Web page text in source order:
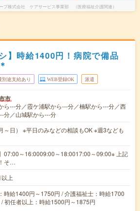
プ株式会社 ケアサービス事業部 （医療福祉介護関連）
】時給1400円！病院で備品
別途支給あり WEB登録OK 派遣
市
ら---分／霞ケ浦駅から---分／楠駅から---分／西
分／山城駅から---分
～日） ※平日のみなどの相談もOK ※週3なども
07:00～16:0009:00～18:0017:00～09:00※ 上記
そ…
上
時給1400円～1750円 / 介護福祉士：時給1700
初任者以上：時給1500円～1875円